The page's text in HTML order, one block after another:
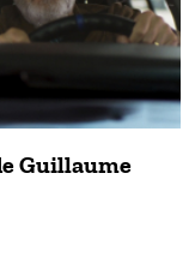
Guillaume